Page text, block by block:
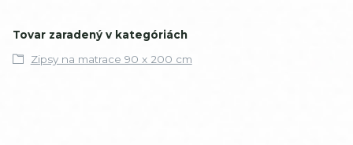
Tovar zaradený v kategóriách
Zipsy na matrace 90 x 200 cm